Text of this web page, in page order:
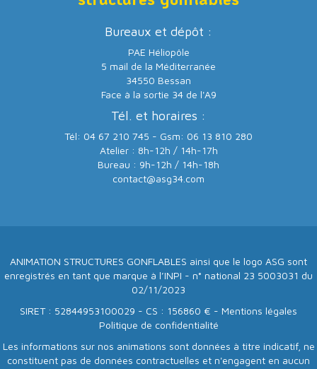
Bureaux et dépôt :
PAE Héliopôle
5 mail de la Méditerranée
34550 Bessan
Face à la sortie 34 de l'A9
Tél. et horaires :
Tél: 04 67 210 745 - Gsm: 06 13 810 280
Atelier : 8h-12h / 14h-17h
Bureau : 9h-12h / 14h-18h
contact@asg34.com
ANIMATION STRUCTURES GONFLABLES ainsi que le logo ASG sont
enregistrés en tant que marque à l’INPI - n° national 23 5003031 du
02/11/2023
SIRET : 52844953100029 - CS : 156860 € - Mentions légales
Politique de confidentialité
Les informations sur nos animations sont données à titre indicatif, ne
constituent pas de données contractuelles et n'engagent en aucun